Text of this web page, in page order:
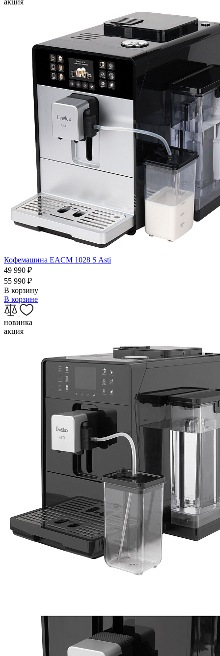
акция
Кофемашина EACM 1028 S Asti
49 990 ₽
55 990 ₽
В корзину
В корзине
новинка
акция